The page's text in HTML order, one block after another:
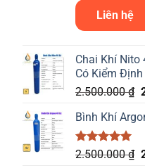
Liên hệ
Chai Khí Nito
Có Kiểm Định
2.500.000₫
Bình Khí
Được xếp
2.500.000₫